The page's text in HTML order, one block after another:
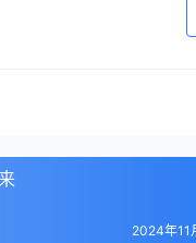
2024年11